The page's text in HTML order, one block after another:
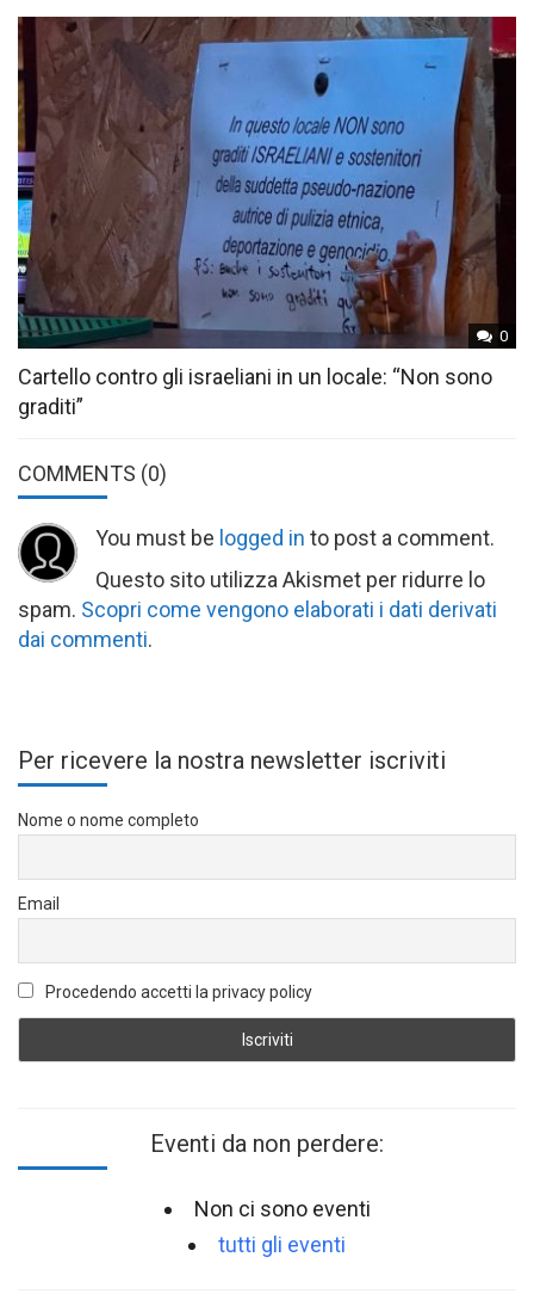
0
Cartello contro gli israeliani in un locale: “Non sono
graditi”
COMMENTS (0)
You must be logged in to post a comment.
Questo sito utilizza Akismet per ridurre lo
spam. Scopri come vengono elaborati i dati derivati
dai commenti.
Per ricevere la nostra newsletter iscriviti
Nome o nome completo
Email
Procedendo accetti la privacy policy
Eventi da non perdere:
Non ci sono eventi
tutti gli eventi